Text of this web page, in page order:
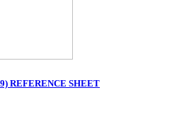
REFERENCE SHEET